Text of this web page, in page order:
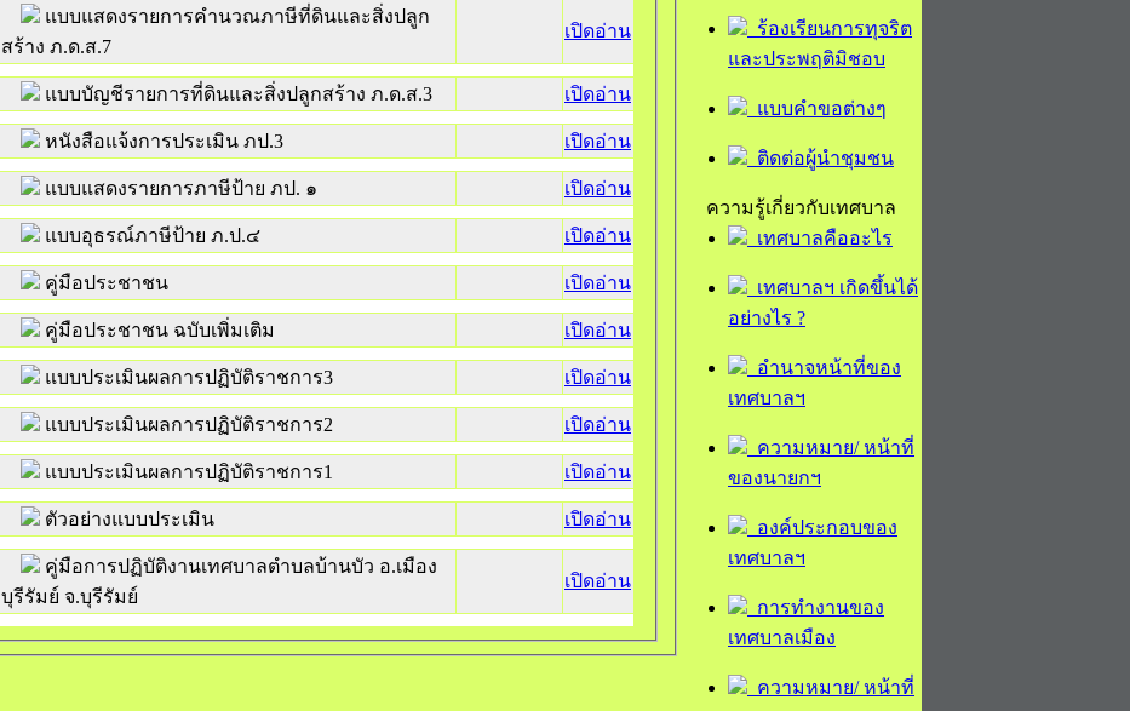
แบบแสดงรายการคำนวณภาษีที่ดินและสิ่งปลูก
สร้าง ภ.ด.ส.7
เปิดอ่าน
แบบบัญชีรายการที่ดินและสิ่งปลูกสร้าง ภ.ด.ส.3 เปิดอ่าน
หนังสือแจ้งการประเมิน ภป.3 เปิดอ่าน
แบบแสดงรายการภาษีป้าย ภป. ๑ เปิดอ่าน
แบบอุธรณ์ภาษีป้าย ภ.ป.๔ เปิดอ่าน
คู่มือประชาชน เปิดอ่าน
คู่มือประชาชน ฉบับเพิ่มเติม เปิดอ่าน
แบบประเมินผลการปฏิบัติราชการ3 เปิดอ่าน
แบบประเมินผลการปฏิบัติราชการ2 เปิดอ่าน
แบบประเมินผลการปฏิบัติราชการ1 เปิดอ่าน
ตัวอย่างแบบประเมิน เปิดอ่าน
คู่มือการปฏิบัติงานเทศบาลตำบลบ้านบัว อ.เมือง
บุรีรัมย์ จ.บุรีรัมย์
เปิดอ่าน
ร้องเรียนการทุจริต
และประพฤติมิชอบ
แบบคำขอต่างๆ
ติดต่อผู้นำชุมชน
ความรู้เกี่ยวกับเทศบาล
เทศบาลคืออะไร
เทศบาลฯ เกิดขึ้นได้
อย่างไร ?
อำนาจหน้าที่ของ
เทศบาลฯ
ความหมาย/ หน้าที่
ของนายกฯ
องค์ประกอบของ
เทศบาลฯ
การทำงานของ
เทศบาลเมือง
ความหมาย/ หน้าที่